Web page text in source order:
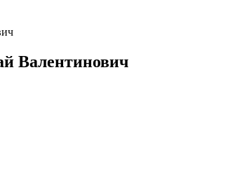
Валентинович